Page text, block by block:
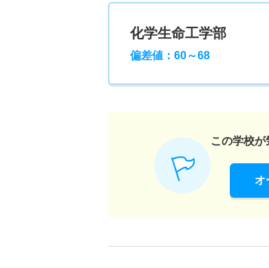
化学生命工学部
偏差値：60～68
この学校が
オ